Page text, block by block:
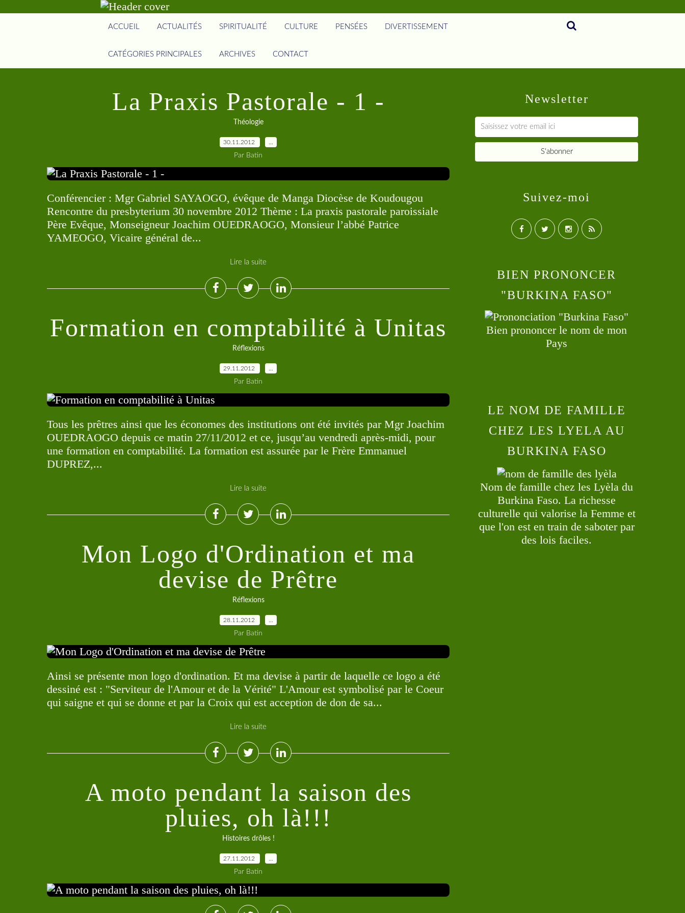
ACCUEIL ACTUALITÉS SPIRITUALITÉ CULTURE PENSÉES DIVERTISSEMENT
CATÉGORIES PRINCIPALES ARCHIVES CONTACT
La Praxis Pastorale - 1 -
Théologie
30.11.2012
Par Batin
Conférencier : Mgr Gabriel SAYAOGO, évêque de Manga Diocèse de Koudougou
Rencontre du presbyterium 30 novembre 2012 Thème : La praxis pastorale paroissiale
Père Evêque, Monseigneur Joachim OUEDRAOGO, Monsieur l’abbé Patrice
YAMEOGO, Vicaire général de...
Lire la suite
Formation en comptabilité à Unitas
Réflexions
29.11.2012
Par Batin
Tous les prêtres ainsi que les économes des institutions ont été invités par Mgr Joachim
OUEDRAOGO depuis ce matin 27/11/2012 et ce, jusqu’au vendredi après-midi, pour
une formation en comptabilité. La formation est assurée par le Frère Emmanuel
DUPREZ,...
Lire la suite
Mon Logo d'Ordination et ma
devise de Prêtre
Réflexions
28.11.2012
Par Batin
Ainsi se présente mon logo d'ordination. Et ma devise à partir de laquelle ce logo a été
dessiné est : "Serviteur de l'Amour et de la Vérité" L'Amour est symbolisé par le Coeur
qui saigne et qui se donne et par la Croix qui est acception de don de sa...
Lire la suite
A moto pendant la saison des
pluies, oh là!!!
Histoires drôles !
27.11.2012
Par Batin
Newsletter
Suivez-moi
BIEN PRONONCER
"BURKINA FASO"
Bien prononcer le nom de mon
Pays
LE NOM DE FAMILLE
CHEZ LES LYELA AU
BURKINA FASO
Nom de famille chez les Lyèla du
Burkina Faso. La richesse
culturelle qui valorise la Femme et
que l'on est en train de saboter par
des lois faciles.